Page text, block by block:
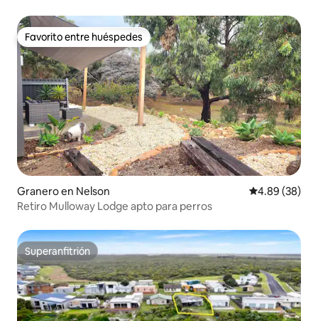
Favorito entre huéspedes
Favorito entre huéspedes
Granero en Nelson Calificación
4.89 (38)
Retiro Mulloway Lodge apto para perros
Superanfitrión
Superanfitrión